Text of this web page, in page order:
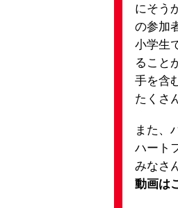
にそう
の参加
小学生
ること
手を含
たくさ
また、
ハート
みなさ
動画は